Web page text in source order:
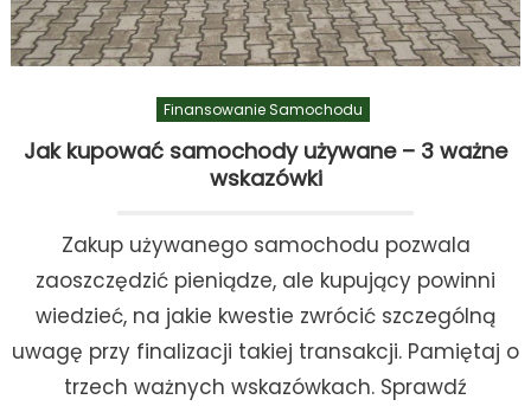
Finansowanie Samochodu
Jak kupować samochody używane – 3 ważne
wskazówki
Zakup używanego samochodu pozwala
zaoszczędzić pieniądze, ale kupujący powinni
wiedzieć, na jakie kwestie zwrócić szczególną
uwagę przy finalizacji takiej transakcji. Pamiętaj o
trzech ważnych wskazówkach. Sprawdź